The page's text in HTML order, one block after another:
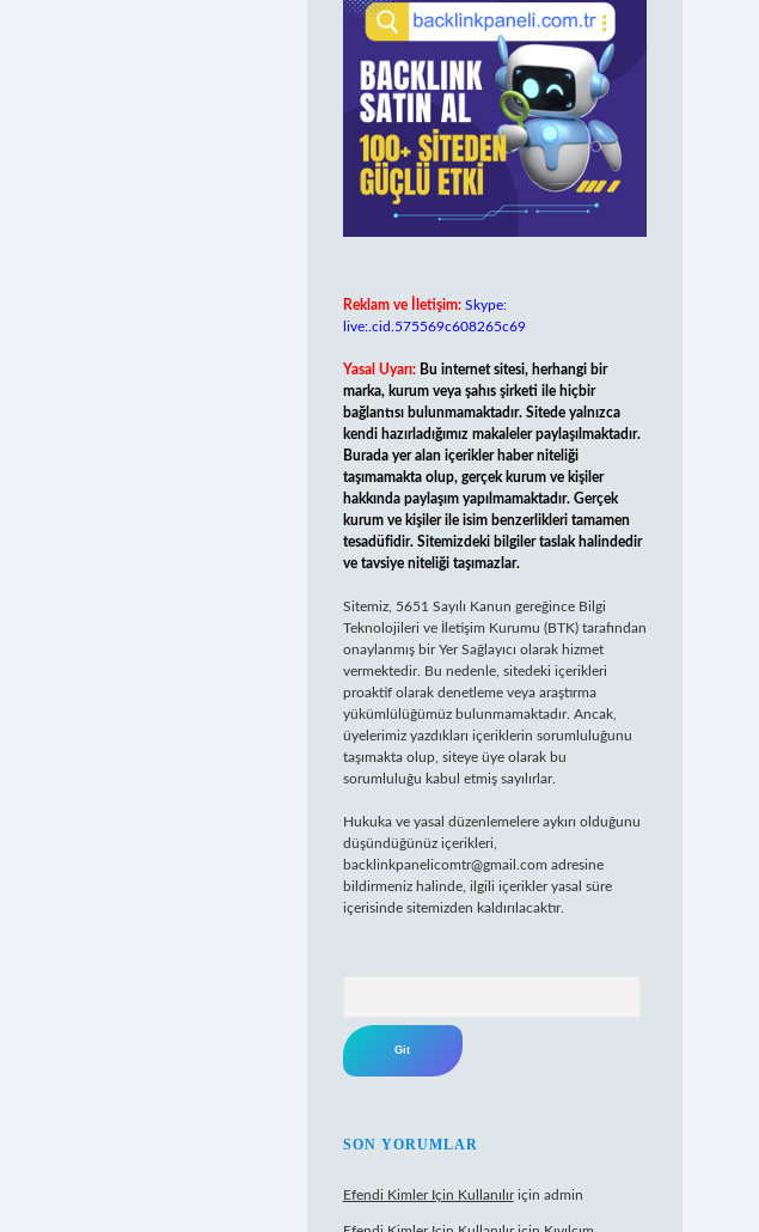
Reklam ve İletişim: Skype:
live:.cid.575569c608265c69
Yasal Uyarı: Bu internet sitesi, herhangi bir
marka, kurum veya şahıs şirketi ile hiçbir
bağlantısı bulunmamaktadır. Sitede yalnızca
kendi hazırladığımız makaleler paylaşılmaktadır.
Burada yer alan içerikler haber niteliği
taşımamakta olup, gerçek kurum ve kişiler
hakkında paylaşım yapılmamaktadır. Gerçek
kurum ve kişiler ile isim benzerlikleri tamamen
tesadüfidir. Sitemizdeki bilgiler taslak halindedir
ve tavsiye niteliği taşımazlar.
Sitemiz, 5651 Sayılı Kanun gereğince Bilgi
Teknolojileri ve İletişim Kurumu (BTK) tarafından
onaylanmış bir Yer Sağlayıcı olarak hizmet
vermektedir. Bu nedenle, sitedeki içerikleri
proaktif olarak denetleme veya araştırma
yükümlülüğümüz bulunmamaktadır. Ancak,
üyelerimiz yazdıkları içeriklerin sorumluluğunu
taşımakta olup, siteye üye olarak bu
sorumluluğu kabul etmiş sayılırlar.
Hukuka ve yasal düzenlemelere aykırı olduğunu
düşündüğünüz içerikleri,
backlinkpanelicomtr@gmail.com adresine
bildirmeniz halinde, ilgili içerikler yasal süre
içerisinde sitemizden kaldırılacaktır.
SON YORUMLAR
Efendi Kimler Için Kullanılıriçin admin